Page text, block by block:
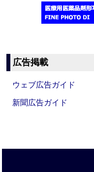
広告掲載
ウェブ広告ガイド
新聞広告ガイド